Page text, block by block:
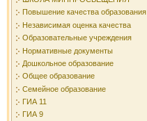
Повышение качества образования
Независимая оценка качества
Образовательные учреждения
Нормативные документы
Дошкольное образование
Общее образование
Семейное образование
ГИА 11
ГИА 9